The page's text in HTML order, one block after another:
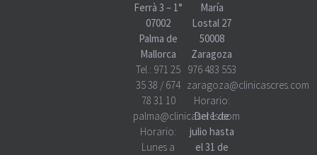
Ferrà 3 – 1°
07002
Palma de
Mallorca
Tel.: 971 25
35 38 / 674
78 31 10
palma@clinicascres.com
Horario:
Lunes a
María
Lostal 27
50008
Zaragoza
976 483 553
zaragoza@clinicascres.com
Horario:
Del 1 de
julio hasta
el 31 de